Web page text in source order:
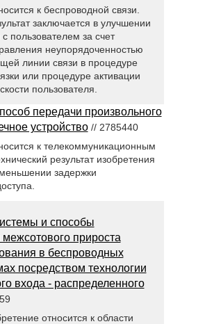
к беспроводной связи.
заключается в улучшении
пользователем за счет
неупорядоченностью
линии связи в процедуре
или процедуре активации
пользователя.
передачи произвольного
устройство// 2785440
к телекоммуникационным
результат изобретения
задержки
и способы
прироста
в беспроводных
посредством технологии
входа - распределенного
относится к области